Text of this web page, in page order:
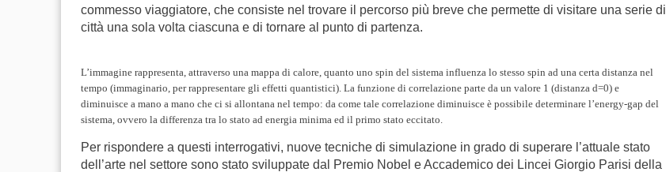
commesso viaggiatore, che consiste nel trovare il percorso più breve che permette di visitare una serie di
città una sola volta ciascuna e di tornare al punto di partenza.
L’immagine rappresenta, attraverso una mappa di calore, quanto uno spin del sistema influenza lo stesso spin ad una certa distanza nel
tempo (immaginario, per rappresentare gli effetti quantistici). La funzione di correlazione parte da un valore 1 (distanza d=0) e
diminuisce a mano a mano che ci si allontana nel tempo: da come tale correlazione diminuisce è possibile determinare l’energy-gap del
sistema, ovvero la differenza tra lo stato ad energia minima ed il primo stato eccitato.
Per rispondere a questi interrogativi, nuove tecniche di simulazione in grado di superare l’attuale stato
dell’arte nel settore sono stato sviluppate dal Premio Nobel e Accademico dei Lincei Giorgio Parisi della